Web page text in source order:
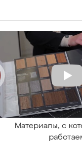
Материалы, с